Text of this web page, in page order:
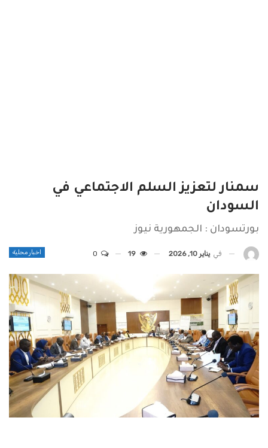
سمنار لتعزيز السلم الاجتماعي في
السودان
بورتسودان : الجمهورية نيوز
اخبار محلية في يناير 10, 2026 19